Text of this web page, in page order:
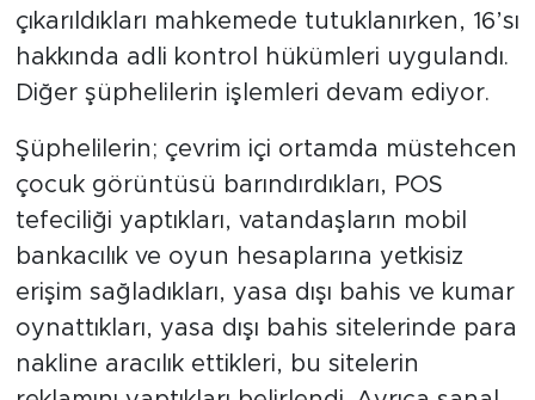
çıkarıldıkları mahkemede tutuklanırken, 16’sı
hakkında adli kontrol hükümleri uygulandı.
Diğer şüphelilerin işlemleri devam ediyor.
Şüphelilerin; çevrim içi ortamda müstehcen
çocuk görüntüsü barındırdıkları, POS
tefeciliği yaptıkları, vatandaşların mobil
bankacılık ve oyun hesaplarına yetkisiz
erişim sağladıkları, yasa dışı bahis ve kumar
oynattıkları, yasa dışı bahis sitelerinde para
nakline aracılık ettikleri, bu sitelerin